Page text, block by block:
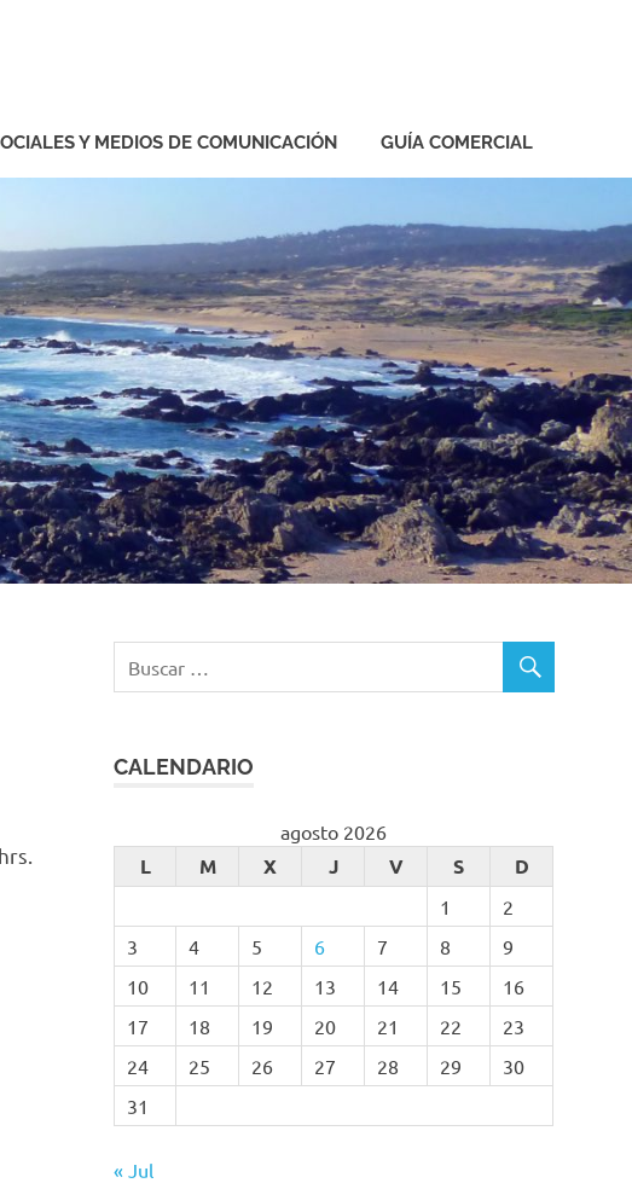
Y MEDIOS DE COMUNICACIÓN GUÍA COMERCIAL
CALENDARIO
agosto 2026
L M X J V S D
1
2
3
4 5 6 7 8
9
10
11 12 13 14 15
16
17
18 19 20 21 22
23
24
25 26 27 28 29
30
31
« Jul